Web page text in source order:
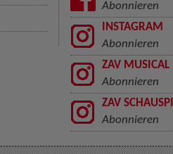
Abonnieren
INSTAGRAM
Abonnieren
ZAV MUSICAL
Abonnieren
ZAV
Abonnieren